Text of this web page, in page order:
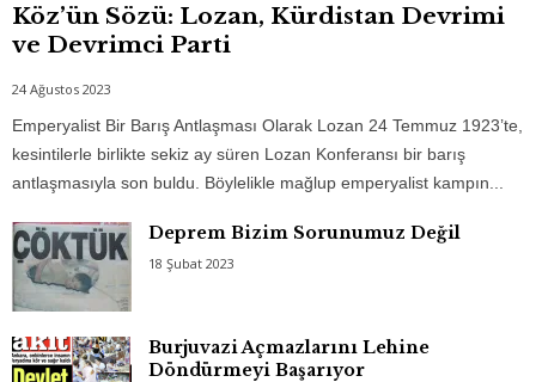
Köz’ün Sözü: Lozan, Kürdistan Devrimi
ve Devrimci Parti
24 Ağustos 2023
Emperyalist Bir Barış Antlaşması Olarak Lozan 24 Temmuz 1923’te,
kesintilerle birlikte sekiz ay süren Lozan Konferansı bir barış
antlaşmasıyla son buldu. Böylelikle mağlup emperyalist kampın...
Deprem Bizim Sorunumuz Değil
18 Şubat 2023
Burjuvazi Açmazlarını Lehine
Döndürmeyi Başarıyor